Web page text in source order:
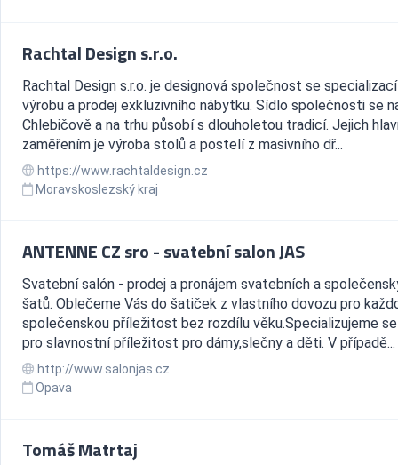
Rachtal Design s.r.o.
Rachtal Design s.r.o. je designová společnost se
výrobu a prodej exkluzivního nábytku. Sídlo společnosti se
Chlebičově a na trhu působí s dlouholetou tradicí. Jejich
zaměřením je výroba stolů a postelí z masivního dř...
https://www.rachtaldesign.cz
Moravskoslezský kraj
ANTENNE CZ sro - svatební salon JAS
Svatební salón - prodej a pronájem svatebních a
šatů. Oblečeme Vás do šatiček z vlastního dovozu pro
společenskou příležitost bez rozdílu věku.Specializujeme
pro slavnostní příležitost pro dámy,slečny a děti. V případě...
http://www.salonjas.cz
Opava
Tomáš Matrtaj